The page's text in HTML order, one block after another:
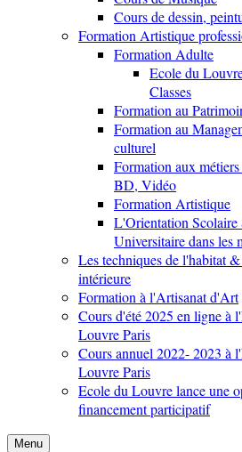
Cours de dessin,
Formation Artistique
Formation Adulte
Ecole du
Classes
Formation au
Formation au
culturel
Formation aux
BD, Vidéo
Formation Artistique
L'Orientation
Universitaire dans les
Les techniques de l'habitat
intérieure
Formation à l'Artisanat d'Art
Cours d'été 2025 en ligne à
Louvre Paris
Cours annuel 2022- 2023 à
Louvre Paris
Ecole du Louvre lance une
financement participatif
Menu